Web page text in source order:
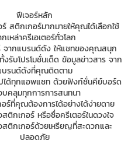
ฟีเจอร์หลัก
สติกเกอร์มากมายให้คุณได้เลือกใช้
เหล่าครีเอเตอร์ทั่วโลก
จากแบรนด์ดัง ให้แชทของคุณสนุก
รับโปรโมชั่นเด็ด ข้อมูลข่าวสาร จาก
บรนด์ดังที่คุณติดตาม
ได้ทุกแอพแชท ด้วยฟังก์ชั่นคีย์บอร์ด
คลุมทุกการการสนทนา
ร์ที่คุณต้องการได้อย่างได้ง่ายดาย
ติกเกอร์ หรือชื่อครีเตอร์ในดวงใจ
สติกเกอร์ด้วยเหรียญที่สะดวกและ
ปลอดภัย